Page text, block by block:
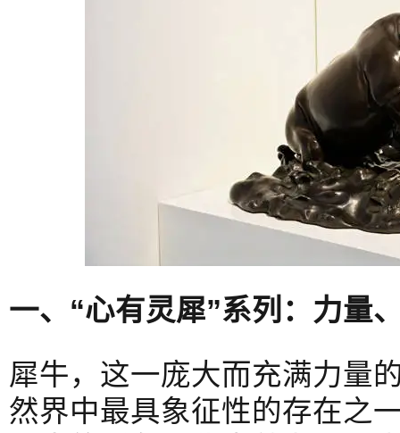
一、“心有灵犀”系列：力量
犀牛，这一庞大而充满力量
然界中最具象征性的存在之